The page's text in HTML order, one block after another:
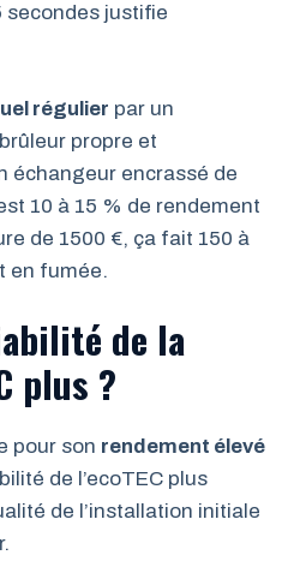
secondes justifie
régulier par un
propre et
échangeur encrassé de
10 à 15 % de rendement
de 1500 €, ça fait 150 à
en fumée.
de la
plus ?
pour son rendement élevé
de l’ecoTEC plus
de l’installation initiale